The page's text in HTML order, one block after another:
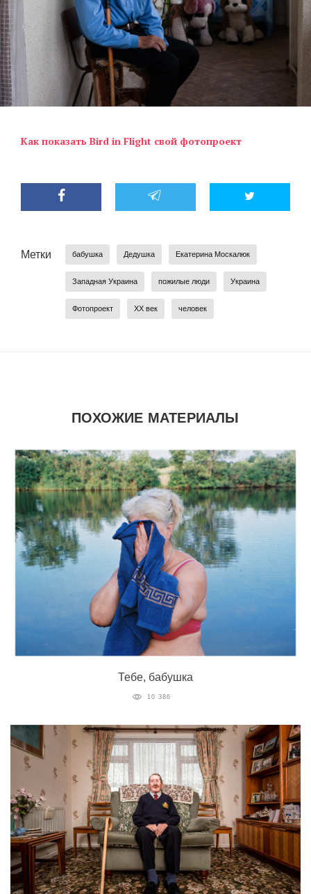
Как показать Bird in Flight свой фотопроект
Метки бабушка Дедушка Екатерина Москалюк
Западная Украина пожилые люди Украина
Фотопроект ХХ век человек
ПОХОЖИЕ МАТЕРИАЛЫ
Тебе, бабушка
10 386